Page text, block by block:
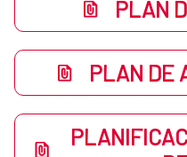
PLAN
PLAN DE